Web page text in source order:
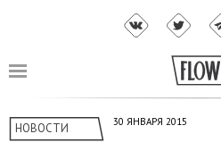
НОВОСТИ 30 ЯНВАРЯ 2015